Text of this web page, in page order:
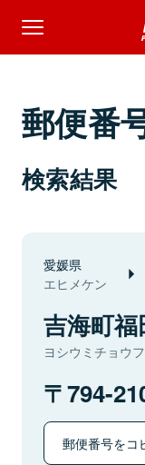
郵便番
検索結果
愛媛県
エヒメケン
吉海町福
ヨシウミチョウ
794-
郵便番号をコ